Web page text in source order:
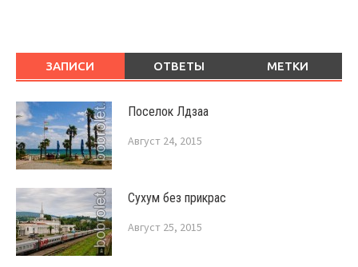
ЗАПИСИ ОТВЕТЫ МЕТКИ
Поселок Лдзаа
Август 24, 2015
Сухум без прикрас
Август 25, 2015